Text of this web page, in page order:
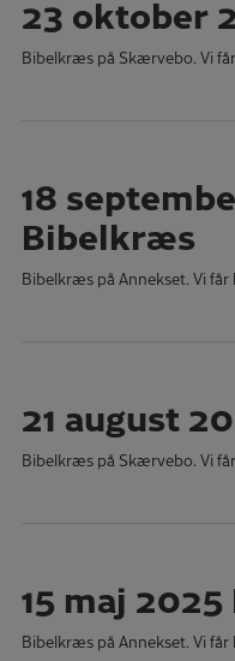
23 oktober
Bibelkræs på Skærvebo. Vi
18
Bibelkræs
Bibelkræs på Annekset. Vi
21 august
Bibelkræs på Skærvebo. Vi
15 maj
Bibelkræs på Annekset. Vi får